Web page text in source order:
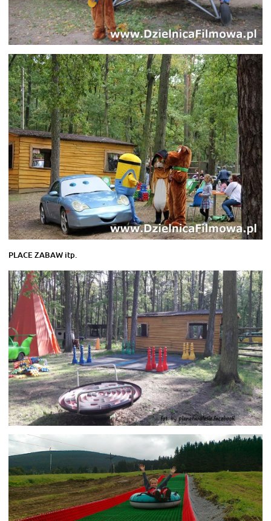
PLACE ZABAW itp.